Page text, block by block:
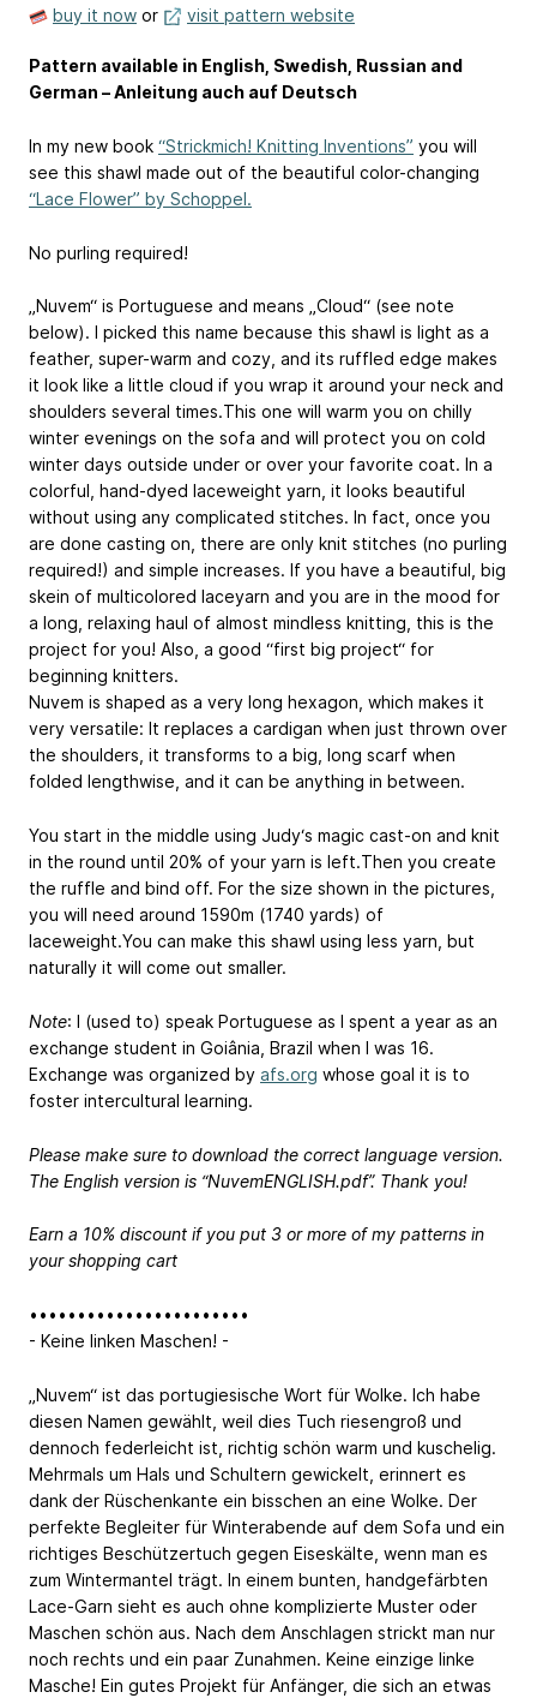
buy it now or visit pattern website
Pattern available in English, Swedish, Russian and
German – Anleitung auch auf Deutsch
In my new book “Strickmich! Knitting Inventions” you will
see this shawl made out of the beautiful color-changing
“Lace Flower” by Schoppel.
No purling required!
„Nuvem“ is Portuguese and means „Cloud“ (see note
below). I picked this name because this shawl is light as a
feather, super-warm and cozy, and its ruffled edge makes
it look like a little cloud if you wrap it around your neck and
shoulders several times.This one will warm you on chilly
winter evenings on the sofa and will protect you on cold
winter days outside under or over your favorite coat. In a
colorful, hand-dyed laceweight yarn, it looks beautiful
without using any complicated stitches. In fact, once you
are done casting on, there are only knit stitches (no purling
required!) and simple increases. If you have a beautiful, big
skein of multicolored laceyarn and you are in the mood for
a long, relaxing haul of almost mindless knitting, this is the
project for you! Also, a good “first big project“ for
beginning knitters.
Nuvem is shaped as a very long hexagon, which makes it
very versatile: It replaces a cardigan when just thrown over
the shoulders, it transforms to a big, long scarf when
folded lengthwise, and it can be anything in between.
You start in the middle using Judy‘s magic cast-on and knit
in the round until 20% of your yarn is left.Then you create
the ruffle and bind off. For the size shown in the pictures,
you will need around 1590m (1740 yards) of
laceweight.You can make this shawl using less yarn, but
naturally it will come out smaller.
Note: I (used to) speak Portuguese as I spent a year as an
exchange student in Goiânia, Brazil when I was 16.
Exchange was organized by afs.org whose goal it is to
foster intercultural learning.
Please make sure to download the correct language version.
The English version is “NuvemENGLISH.pdf”. Thank you!
Earn a 10% discount if you put 3 or more of my patterns in
your shopping cart
•••••••••••••••••••••••
- Keine linken Maschen! -
„Nuvem“ ist das portugiesische Wort für Wolke. Ich habe
diesen Namen gewählt, weil dies Tuch riesengroß und
dennoch federleicht ist, richtig schön warm und kuschelig.
Mehrmals um Hals und Schultern gewickelt, erinnert es
dank der Rüschenkante ein bisschen an eine Wolke. Der
perfekte Begleiter für Winterabende auf dem Sofa und ein
richtiges Beschützertuch gegen Eiseskälte, wenn man es
zum Wintermantel trägt. In einem bunten, handgefärbten
Lace-Garn sieht es auch ohne komplizierte Muster oder
Maschen schön aus. Nach dem Anschlagen strickt man nur
noch rechts und ein paar Zunahmen. Keine einzige linke
Masche! Ein gutes Projekt für Anfänger, die sich an etwas